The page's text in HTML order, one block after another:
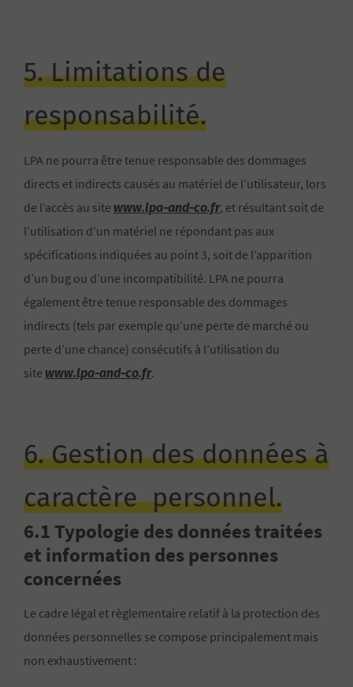
5. Limitations de
responsabilité.
LPA ne pourra être tenue responsable des dommages
directs et indirects causés au matériel de l’utilisateur, lors
de l’accès au site www.lpa-and-co.fr, et résultant soit de
l’utilisation d’un matériel ne répondant pas aux
spécifications indiquées au point 3, soit de l’apparition
d’un bug ou d’une incompatibilité. LPA ne pourra
également être tenue responsable des dommages
indirects (tels par exemple qu’une perte de marché ou
perte d’une chance) consécutifs à l’utilisation du
site www.lpa-and-co.fr.
6. Gestion des données à
caractère personnel.
6.1 Typologie des données traitées
et information des personnes
concernées
Le cadre légal et règlementaire relatif à la protection des
données personnelles se compose principalement mais
non exhaustivement :